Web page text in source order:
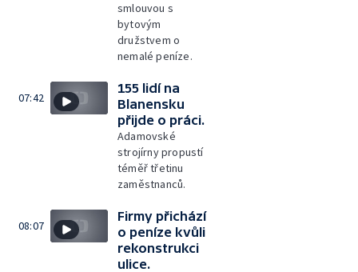
smlouvou s
bytovým
družstvem o
nemalé peníze.
07:42
155 lidí na
Blanensku
přijde o práci.
Adamovské
strojírny propustí
téměř třetinu
zaměstnanců.
08:07
Firmy přichází
o peníze kvůli
rekonstrukci
ulice.